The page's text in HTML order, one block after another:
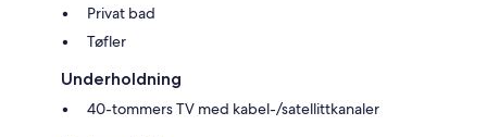
Privat bad
Tøfler
Underholdning
40-tommers TV med kabel-/satellittkanaler